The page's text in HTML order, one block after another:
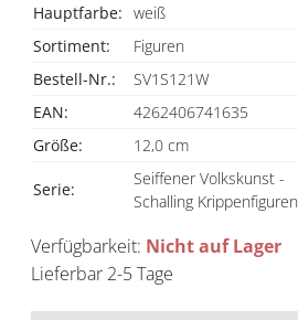
Hauptfarbe: weiß
Sortiment:
Figuren
Bestell-Nr.:
SV1S121W
EAN:
4262406741635
Größe:
12,0 cm
Serie:
Seiffener Volkskunst -
Schalling Krippenfiguren
Verfügbarkeit: Nicht auf Lager
Lieferbar 2-5 Tage